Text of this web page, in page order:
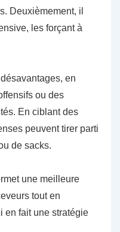
Deuxièmement, il
les forçant à
en
ou des
En ciblant des
peuvent tirer parti
de sacks.
une meilleure
tout en
en fait une stratégie